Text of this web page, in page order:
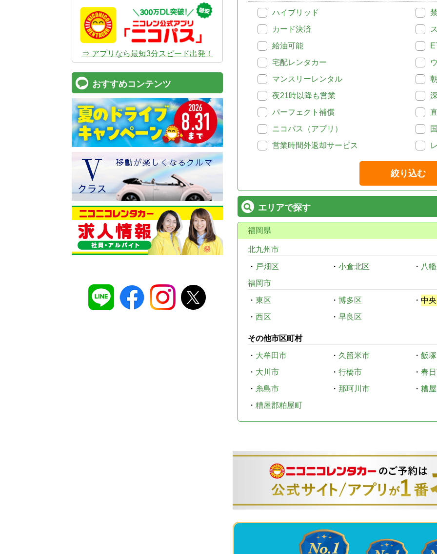
ハイブリッド
カード決済
給油可能
宅配レンタカー
マンスリーレンタル
夜21時以降も営業
パーフェクト補償
ニコパス（アプリ）
営業時間外返却サービス
絞り込む
エリアで探す
福岡県
北九州市
・ 戸畑区 ・ 小倉北区 ・ 八
福岡市
・ 東区 ・ 博多区 ・ 中
・ 西区 ・ 早良区
その他市区町村
・ 大牟田市 ・ 久留米市 ・ 飯
・ 大川市 ・ 行橋市 ・ 春
・ 糸島市 ・ 那珂川市 ・ 糟
・ 糟屋郡粕屋町
⇒ アプリなら最短3分スピード出発！
おすすめコンテンツ